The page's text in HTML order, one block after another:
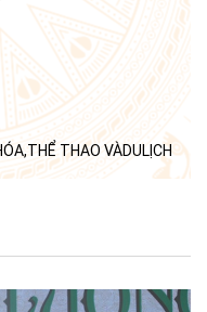
THAO VÀDULỊCH